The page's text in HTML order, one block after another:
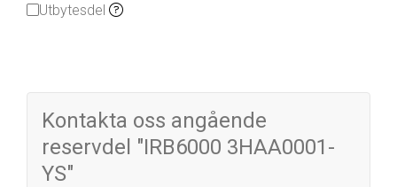
Utbytesdel
Kontakta oss angående
reservdel "IRB6000 3HAA0001-
YS"